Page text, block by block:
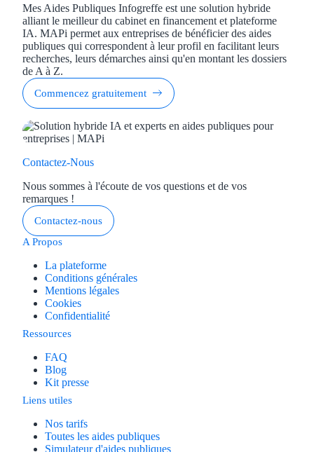
Mes Aides Publiques Infogreffe est une solution hybride
alliant le meilleur du cabinet en financement et plateforme
IA. MAPi permet aux entreprises de bénéficier des aides
publiques qui correspondent à leur profil en facilitant leurs
recherches, leurs démarches ainsi qu'en montant les dossiers
de A à Z.
Commencez gratuitement
Contactez-Nous
Nous sommes à l'écoute de vos questions et de vos
remarques !
Contactez-nous
A Propos
La plateforme
Conditions générales
Mentions légales
Cookies
Confidentialité
Ressources
FAQ
Blog
Kit presse
Liens utiles
Nos tarifs
Toutes les aides publiques
Simulateur d'aides publiques